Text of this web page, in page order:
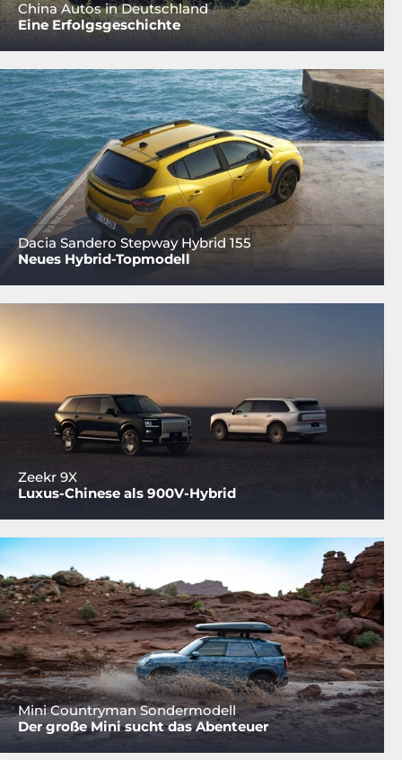
China Autos in Deutschland
Eine Erfolgsgeschichte
Dacia Sandero Stepway Hybrid 155
Neues Hybrid-Topmodell
Zeekr 9X
Luxus-Chinese als 900V-Hybrid
Mini Countryman Sondermodell
Der große Mini sucht das Abenteuer